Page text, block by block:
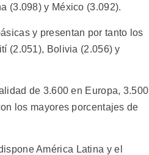
(3.098) y México (3.092).
y presentan por tanto los
(2.051), Bolivia (2.056) y
de 3.600 en Europa, 3.500
los mayores porcentajes de
América Latina y el